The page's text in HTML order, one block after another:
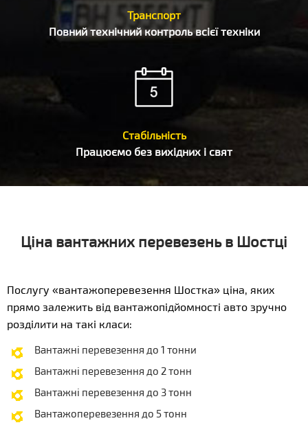
Транспорт
Повний технічний контроль всієї техніки
Стабільність
Працюємо без вихідних і свят
Ціна вантажних перевезень в Шостці
Послугу «вантажоперевезення Шостка» ціна, яких
прямо залежить від вантажопідйомності авто зручно
розділити на такі класи:
Вантажні перевезення до 1 тонни
Вантажні перевезення до 2 тонн
Вантажні перевезення до 3 тонн
Вантажоперевезення до 5 тонн